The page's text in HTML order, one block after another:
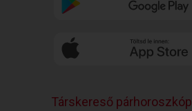
Társkereső párhoroszkóp